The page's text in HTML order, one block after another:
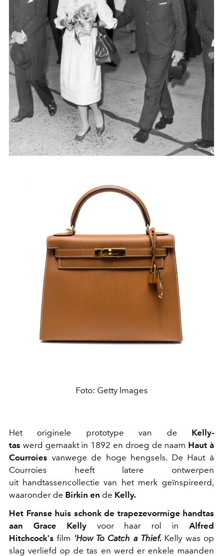
Foto: Getty Images
Het originele prototype van de Kelly-
tas werd gemaakt in 1892 en droeg de naam Haut à
Courroies vanwege de hoge hengsels. De Haut à
Courroies heeft latere ontwerpen
uit handtassencollectie van het merk geïnspireerd,
waaronder de Birkin en de Kelly.
Het Franse huis schonk de trapezevormige handtas
aan Grace Kellyvoor haar rol inAlfred
Hitchcock's film 'How To Catch a Thief. Kelly was op
slag verliefd op de tas en werd er enkele maanden